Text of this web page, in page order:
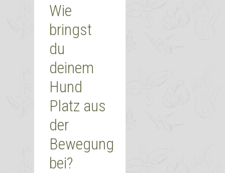
Wie
bringst
du
deinem
Hund
Platz aus
der
Bewegung
bei?